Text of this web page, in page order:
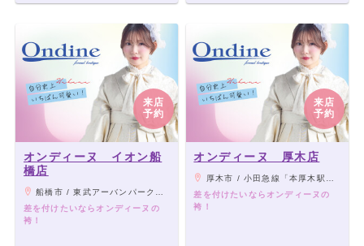
来店
予約
オンディーヌ イオン船
橋店
船橋市 / 東武アーバンパークライン「新船橋駅」より徒歩4分
差を付けたいならオンディーヌの
袴！
来店
予約
オンディーヌ 厚木店
厚木市 / 小田急線「本厚木駅」東口から徒歩3分、「スリーエスホテル厚木」目の前
差を付けたいならオンディーヌの
袴！